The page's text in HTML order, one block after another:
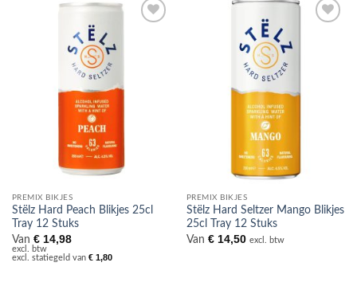
PREMIX BIKJES
Stëlz Hard Peach Blikjes 25cl
Tray 12 Stuks
Van €14,98
excl. btw
excl. statiegeld van €1,80
PREMIX BIKJES
Stëlz Hard Seltzer Mango Blikjes
25cl Tray 12 Stuks
Van €14,50 excl. btw